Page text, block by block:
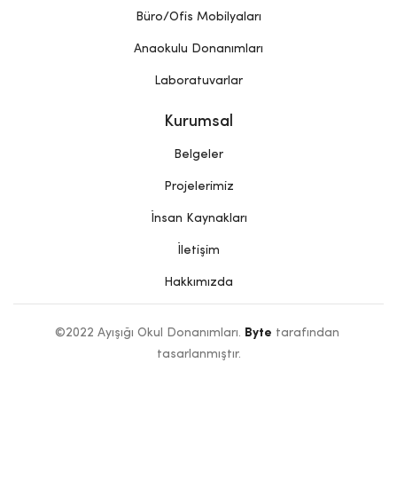
Büro/Ofis Mobilyaları
Anaokulu Donanımları
Laboratuvarlar
Kurumsal
Belgeler
Projelerimiz
İnsan Kaynakları
İletişim
Hakkımızda
©2022 Ayışığı Okul Donanımları. Byte tarafından
tasarlanmıştır.